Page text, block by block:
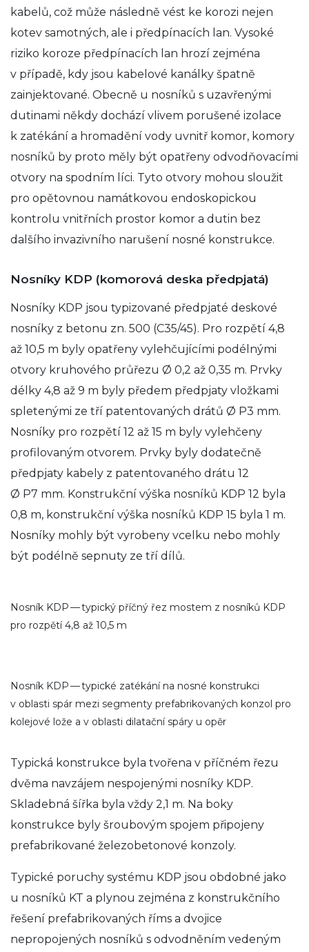
kabelů, což může následně vést ke korozi nejen
kotev samotných, ale i předpínacích lan. Vysoké
riziko koroze předpínacích lan hrozí zejména
v případě, kdy jsou kabelové kanálky špatně
zainjektované. Obecně u nosníků s uzavřenými
dutinami někdy dochází vlivem porušené izolace
k zatékání a hromadění vody uvnitř komor, komory
nosníků by proto měly být opatřeny odvodňovacími
otvory na spodním líci. Tyto otvory mohou sloužit
pro opětovnou namátkovou endoskopickou
kontrolu vnitřních prostor komor a dutin bez
dalšího invazivního narušení nosné konstrukce.
Nosníky KDP (komorová deska předpjatá)
Nosníky KDP jsou typizované předpjaté deskové
nosníky z betonu zn. 500 (C35/45). Pro rozpětí 4,8
až 10,5 m byly opatřeny vylehčujícími podélnými
otvory kruhového průřezu Ø 0,2 až 0,35 m. Prvky
délky 4,8 až 9 m byly předem předpjaty vložkami
spletenými ze tří patentovaných drátů Ø P3 mm.
Nosníky pro rozpětí 12 až 15 m byly vylehčeny
profilovaným otvorem. Prvky byly dodatečně
předpjaty kabely z patentovaného drátu 12
Ø P7 mm. Konstrukční výška nosníků KDP 12 byla
0,8 m, konstrukční výška nosníků KDP 15 byla 1 m.
Nosníky mohly být vyrobeny vcelku nebo mohly
být podélně sepnuty ze tří dílů.
Nosník KDP — typický příčný řez mostem z nosníků KDP
pro rozpětí 4,8 až 10,5 m
Nosník KDP — typické zatékání na nosné konstrukci
v oblasti spár mezi segmenty prefabrikovaných konzol pro
kolejové lože a v oblasti dilatační spáry u opěr
Typická konstrukce byla tvořena v příčném řezu
dvěma navzájem nespojenými nosníky KDP.
Skladebná šířka byla vždy 2,1 m. Na boky
konstrukce byly šroubovým spojem připojeny
prefabrikované železobetonové konzoly.
Typické poruchy systému KDP jsou obdobné jako
u nosníků KT a plynou zejména z konstrukčního
řešení prefabrikovaných říms a dvojice
nepropojených nosníků s odvodněním vedeným